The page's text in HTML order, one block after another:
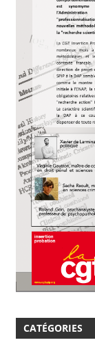
CATÉGORIES